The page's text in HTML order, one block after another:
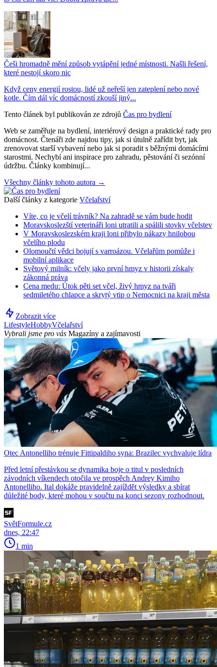
Češi hromadně mění způsob vytápění jedné místnosti. Našli řešení,
které nestojí skoro nic
Když ceny energií rostou, lidé už neřeší jen zateplení nebo nové
kotle. Čím dál víc domácností zkouší jiný...
Tento článek byl publikován ze zdrojů Čas pro bydlení
Web se zaměřuje na bydlení, interiérový design a praktické rady pro
domácnost. Čtenáři zde najdou tipy, jak si útulně zařídit byt, jak
zrenovovat starší vybavení nebo jak si poradit s běžnými domácími
starostmi. Nechybí ani inspirace pro zahradu, pěstování či sezónní
údržbu. Články kombinují...
Všechny články tohoto autora →
Další články z kategorie Včelařství
Víte, co je včelí trávník? Na zahradě se vám bude hodit
Moravskoslezští veterináři loni utratili a spálili stovky včelstev
V Moravskoslezském kraji loni přibylo nákazy hnilobou
včelího plodu
Olomoučtí vědci bojují s varroázou. Včelařům pomůže i
mobilní aplikace
Světový milník: včely jako první hmyz v historii získaly
zákonná práva
Cena medu: Útok pěti set včel, živý hmyz na tváři
sedmiletého chlapce a skrytý vtip o Nemocnici na kraji města
Zobrazit více
LifestyleHobbyVčelařství
Vybrali jsme pro vás Magazíny a zajímavosti
Otec Antonelliho trénuje Fittipaldiho syna: Brazilec vychvaluje lídra
Před letní přestávkou se dynamika boje o titul v posledních
závodních víkendech otočila ve prospěch Andrey Kimiho
Antonelliho. Ital dokáže pravidelně zajíždět výsledky a sbírat
důležité body, které mohou v součtu na konci sezony rozhodnout.
SvětFormule.cz
dnes, 22:47
1 min